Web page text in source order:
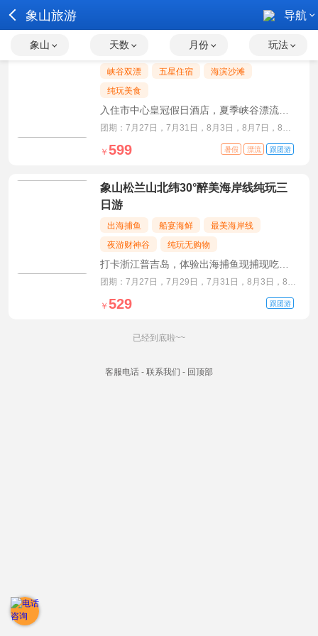
象山旅游 导航
宁波象山双漂海滨三日游
峡谷双漂 五星住宿
海滨沙滩
纯玩美食
入住市中心皇冠假日酒店，夏季峡谷漂流与
沙滩踏浪结合
团期：7月27日，7月31日，8月3日，8月7日，8月
10日，8月14日
暑假 漂流 跟团游
￥ 599
象山松兰山北纬30°醉美海岸线纯玩三
日游
出海捕鱼 船宴海鲜
最美海岸线
夜游财神谷
纯玩无购物
打卡浙江普吉岛，体验出海捕鱼现捕现吃，
夜游浙东财神谷
团期：7月27日，7月29日，7月31日，8月3日，8月
5日，8月7日
跟团游
￥ 529
已经到底啦~~
象山 天数 月份 玩法
客服电话 - 联系我们 - 回顶部